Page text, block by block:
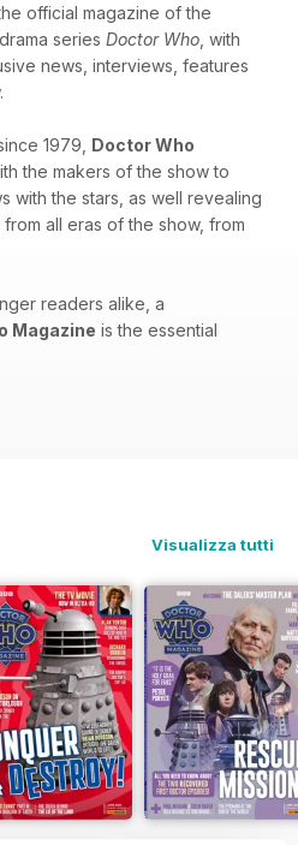
official magazine of the
series Doctor Who , with
news, interviews, features
1979, Doctor Who
the makers of the show to
with the stars, as well revealing
all eras of the show, from
readers alike, a
Magazine is the essential
Visualizza tutti